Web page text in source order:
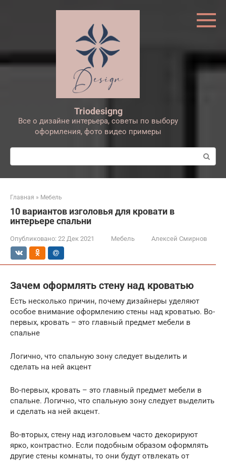
Triodesigng
Все о дизайне интерьера, советы по выбору
оформления, фото видео примеры
Поиск:
Главная » Мебель
10 вариантов изголовья для кровати в
интерьере спальни
Опубликовано: 22 Дек 2021 Мебель Алексей Смирнов
Зачем оформлять стену над кроватью
Есть несколько причин, почему дизайнеры уделяют
особое внимание оформлению стены над кроватью. Во-
первых, кровать – это главный предмет мебели в
спальне
Логично, что спальную зону следует выделить и
сделать на ней акцент
Во-первых, кровать – это главный предмет мебели в
спальне. Логично, что спальную зону следует выделить
и сделать на ней акцент.
Во-вторых, стену над изголовьем часто декорируют
ярко, контрастно. Если подобным образом оформлять
другие стены комнаты, то они будут отвлекать от